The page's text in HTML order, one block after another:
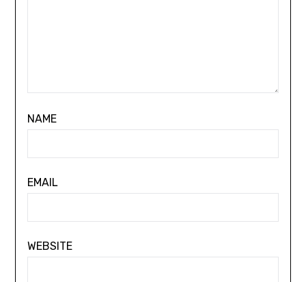
NAME
EMAIL
WEBSITE